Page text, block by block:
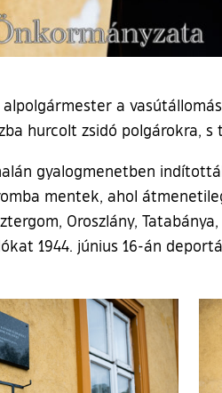
a
hurcolt zsidó polgárokra,
gyalogmenetben
mentek, ahol
Oroszlány,
1944. június 16-án